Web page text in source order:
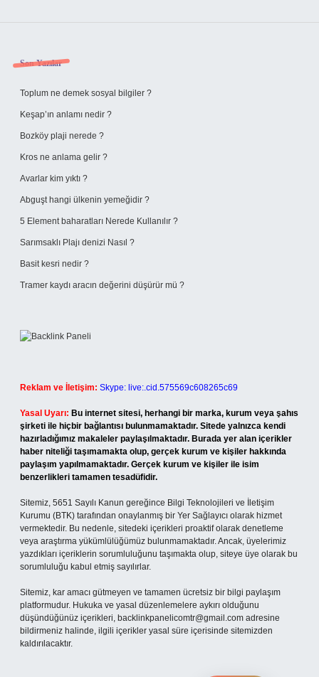
Sidebar
Son Yazılar
Toplum ne demek sosyal bilgiler ?
Keşap’ın anlamı nedir ?
Bozköy plaji nerede ?
Kros ne anlama gelir ?
Avarlar kim yıktı ?
Abguşt hangi ülkenin yemeğidir ?
5 Element baharatları Nerede Kullanılır ?
Sarımsaklı Plajı denizi Nasıl ?
Basit kesri nedir ?
Tramer kaydı aracın değerini düşürür mü ?
Reklam ve İletişim: Skype: live:.cid.575569c608265c69
Yasal Uyarı: Bu internet sitesi, herhangi bir marka, kurum veya şahıs
şirketi ile hiçbir bağlantısı bulunmamaktadır. Sitede yalnızca kendi
hazırladığımız makaleler paylaşılmaktadır. Burada yer alan içerikler
haber niteliği taşımamakta olup, gerçek kurum ve kişiler hakkında
paylaşım yapılmamaktadır. Gerçek kurum ve kişiler ile isim
benzerlikleri tamamen tesadüfidir.
Sitemiz, 5651 Sayılı Kanun gereğince Bilgi Teknolojileri ve İletişim
Kurumu (BTK) tarafından onaylanmış bir Yer Sağlayıcı olarak hizmet
vermektedir. Bu nedenle, sitedeki içerikleri proaktif olarak denetleme
veya araştırma yükümlülüğümüz bulunmamaktadır. Ancak, üyelerimiz
yazdıkları içeriklerin sorumluluğunu taşımakta olup, siteye üye olarak bu
sorumluluğu kabul etmiş sayılırlar.
Sitemiz, kar amacı gütmeyen ve tamamen ücretsiz bir bilgi paylaşım
platformudur. Hukuka ve yasal düzenlemelere aykırı olduğunu
düşündüğünüz içerikleri, backlinkpanelicomtr@gmail.com adresine
bildirmeniz halinde, ilgili içerikler yasal süre içerisinde sitemizden
kaldırılacaktır.